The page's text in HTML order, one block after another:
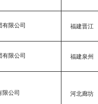
有限公司 福建晋江
有限公司 福建泉州
限公司 河北廊坊